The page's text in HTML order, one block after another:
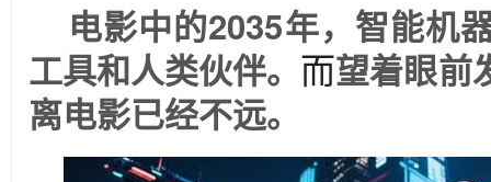
电影中的2035年，智能机
工具和人类伙伴。 而望着眼前
离电影已经不远。